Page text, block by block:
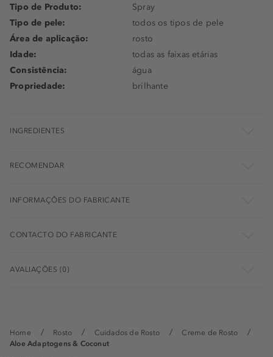
Home Rosto Cuidados de Rosto
Creme de Rosto
Aloe Adaptogens & Coconut
Tipo de Produto:
Spray
Tipo de pele:
todos os tipos de pele
Área de aplicação:
rosto
Idade:
todas as faixas etárias
Consistência:
água
Propriedade:
brilhante
INGREDIENTES
RECOMENDAR
INFORMAÇÕES DO FABRICANTE
CONTACTO DO FABRICANTE
AVALIAÇÕES (0)